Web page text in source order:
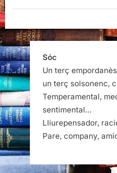
Sóc
Un terç
un terç solsonenc,
Temperamental,
sentimental…
Lliurepensador,
Pare, company,